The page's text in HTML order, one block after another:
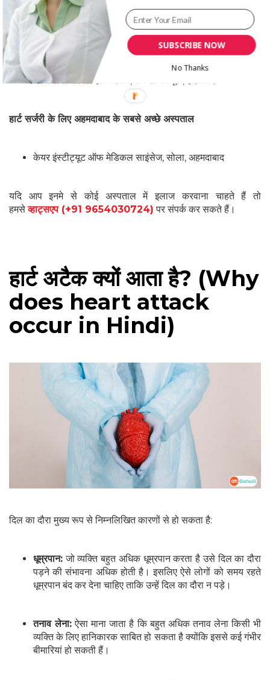
अपोलो प्रोटॉन कैंसर सेंटर, चेन्नई
हार्ट सर्जरी के लिए हैदराबाद के सबसे अच्छे अस्पताल
ग्लेनीगल्स ग्लोबल हॉस्पिटल्स, लकडी का पूल, हैदराबाद
हार्ट सर्जरी के लिए अहमदाबाद के सबसे अच्छे अस्पताल
केयर इंस्टीट्यूट ऑफ मेडिकल साइंसेज, सोला, अहमदाबाद
यदि आप इनमे से कोई अस्पताल में इलाज करवाना चाहते हैं तो
हमसेव्हाट्सएप (+91 9654030724) पर संपर्क कर सकते हैं।
हार्ट अटैक क्यों आता है? (Why
does heart attack
occur in Hindi)
दिल का दौरा मुख्य रूप से निम्नलिखित कारणों से हो सकता है:
धूम्रपान: जो व्यक्ति बहुत अधिक धूम्रपान करता है उसे दिल का दौरा
पड़ने की संभावना अधिक होती है। इसलिए ऐसे लोगों को समय रहते
धूम्रपान बंद कर देना चाहिए ताकि उन्हें दिल का दौरा न पड़े।
तनाव लेना: ऐसा माना जाता है कि बहुत अधिक तनाव लेना किसी भी
व्यक्ति के लिए हानिकारक साबित हो सकता है क्योंकि इससे कई गंभीर
बीमारियां हो सकती हैं।
SUBSCRIBE NOW
No Thanks